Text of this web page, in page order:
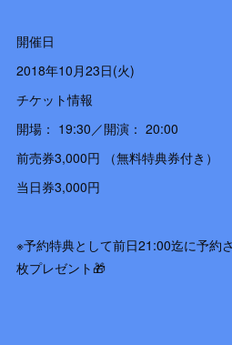
開催日
2018年10月23日(火)
チケット情報
開場： 19:30／開演： 20:00
前売券3,000円 （無料特典券付き）
当日券3,000円
※予約特典として前日21:00迄に予約
枚プレゼント🎁